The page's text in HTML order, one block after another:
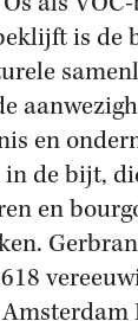
is de
en
de bijt,
en